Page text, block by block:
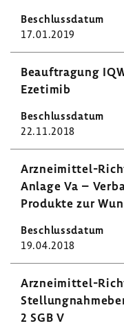
17.01.2019
Beauf­tra­gung
Ezetimib
22.11.2018
Arzneimittel-​
Anlage Va –
Produkte zur
19.04.2018
Arzneimittel-​
2 SGB V